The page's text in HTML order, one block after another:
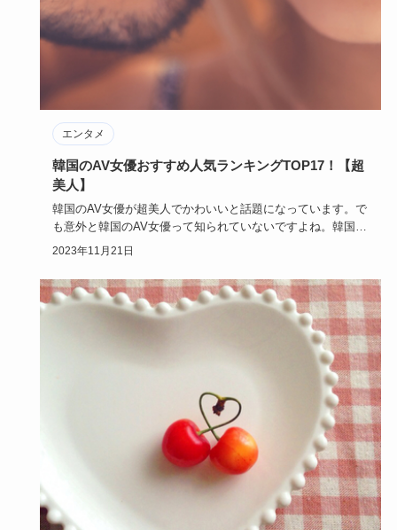
エンタメ
韓国のAV女優おすすめ人気ランキングTOP17！【超
美人】
韓国のAV女優が超美人でかわいいと話題になっています。で
も意外と韓国のAV女優って知られていないですよね。韓国の
AV女優に…
2023年11月21日